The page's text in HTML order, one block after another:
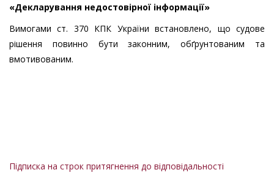
«Декларування недостовірної інформації»
Вимогами ст. 370 КПК України встановлено, що судове
рішення повинно бути законним, обґрунтованим та
вмотивованим.
Підписка на строк притягнення до відповідальності